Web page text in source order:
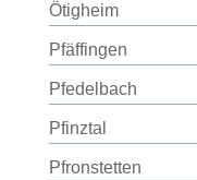
Ötigheim
Pfäffingen
Pfedelbach
Pfinztal
Pfronstetten